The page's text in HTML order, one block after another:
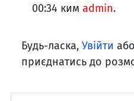
00:34 ким admin.
Будь-ласка, Увійти або
приєднатись до